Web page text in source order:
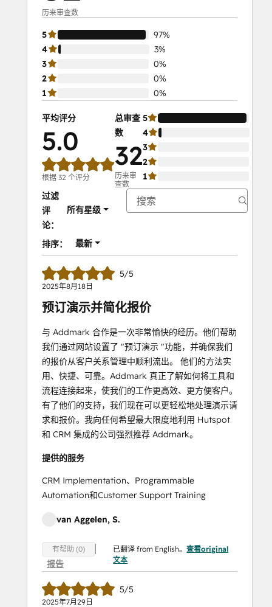
历来审查数
5
97%
4
3%
3
0%
2
0%
1
0%
平均评分
5.0
根据 32 个评分
总审查
数
32
历来审
查数
5
4
3
2
1
过滤
评
论：
所有星级
排序： 最新
5/5
2025年8月18日
预订演示并简化报价
与 Addmark 合作是一次非常愉快的经历。他们帮助
我们通过网站设置了 "预订演示 "功能，并确保我们
的报价从客户关系管理中顺利流出。 他们的方法实
用、快捷、可靠。Addmark 真正了解如何将工具和
流程连接起来，使我们的工作更高效、更方便客户。
有了他们的支持，我们现在可以更轻松地处理演示请
求和报价。我向任何希望最大限度地利用 Hutspot
和 CRM 集成的公司强烈推荐 Addmark。
提供的服务
CRM Implementation、Programmable
Automation和Customer Support Training
van Aggelen, S.
有帮助 (0)
报告
已翻译 from English。查看original
文本
5/5
2025年7月29日